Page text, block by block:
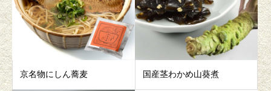
京名物にしん蕎麦 国産茎わかめ山葵煮